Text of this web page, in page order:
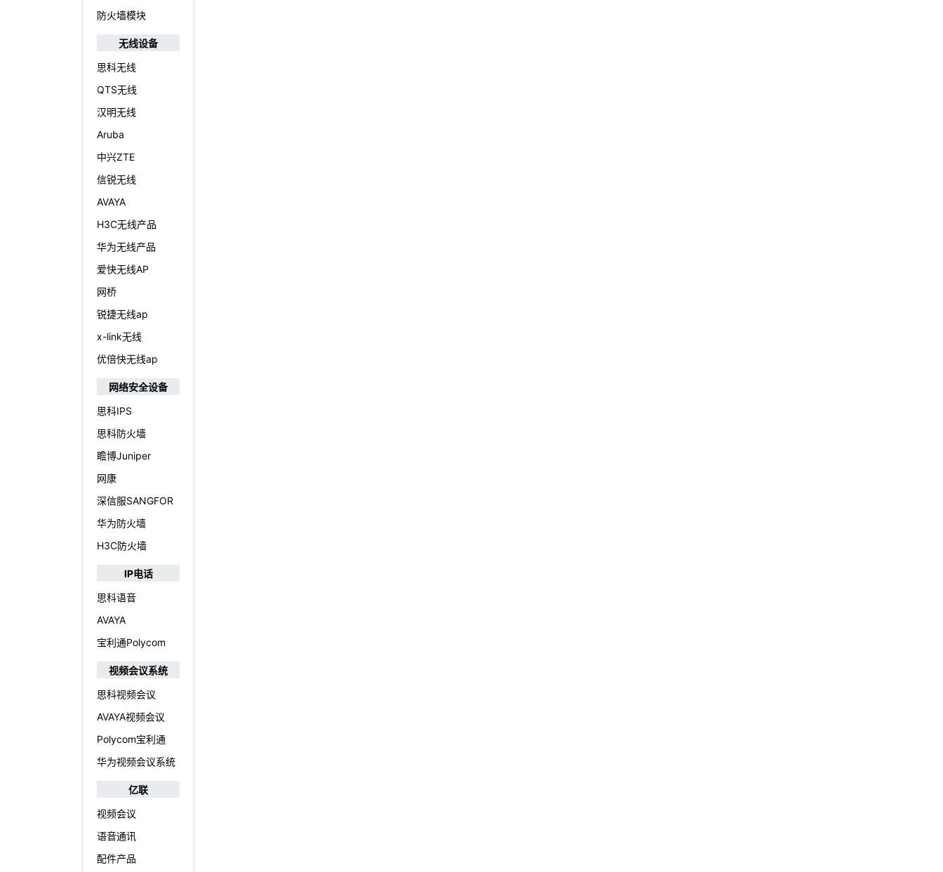
防火墙模块
无线设备
思科无线
QTS无线
汉明无线
Aruba
中兴ZTE
信锐无线
AVAYA
H3C无线产品
华为无线产品
爱快无线AP
网桥
锐捷无线ap
x-link无线
优倍快无线ap
网络安全设备
思科IPS
思科防火墙
瞻博Juniper
网康
深信服SANGFOR
华为防火墙
H3C防火墙
IP电话
思科语音
AVAYA
宝利通Polycom
视频会议系统
思科视频会议
AVAYA视频会议
Polycom宝利通
华为视频会议系统
亿联
视频会议
语音通讯
配件产品